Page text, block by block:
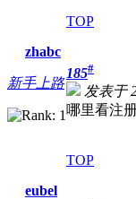
TOP
zhabc
新手上路
185#
发表于
哪里看注
TOP
eubel